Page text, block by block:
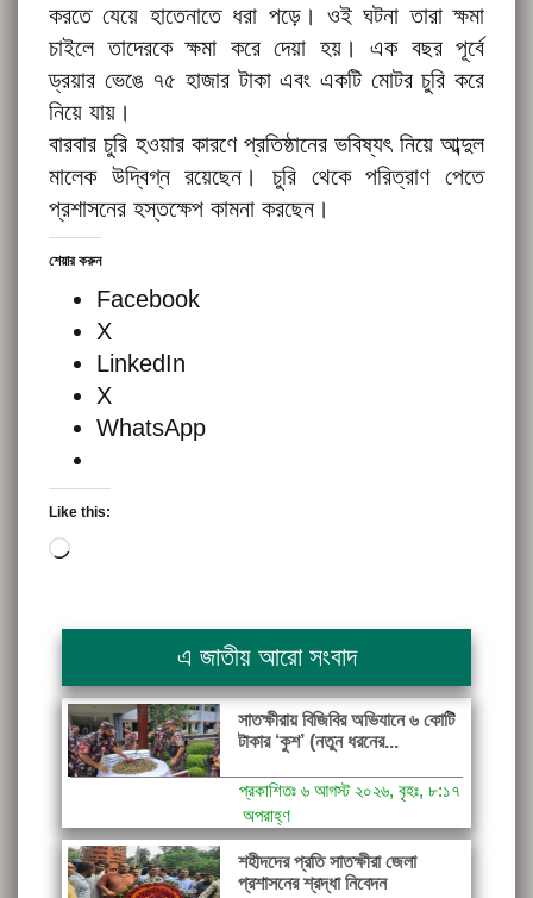
করতে যেয়ে হাতেনাতে ধরা পড়ে। ওই ঘটনা তারা ক্ষমা
চাইলে তাদেরকে ক্ষমা করে দেয়া হয়। এক বছর পূর্বে
ড্রয়ার ভেঙে ৭৫ হাজার টাকা এবং একটি মোটর চুরি করে
নিয়ে যায়।
বারবার চুরি হওয়ার কারণে প্রতিষ্ঠানের ভবিষ্যৎ নিয়ে আব্দুল
মালেক উদ্বিগ্ন রয়েছেন। চুরি থেকে পরিত্রাণ পেতে
প্রশাসনের হস্তক্ষেপ কামনা করছেন।
শেয়ার করুন
Facebook
X
LinkedIn
X
WhatsApp
Like this:
Loading…
এ জাতীয় আরো সংবাদ
সাতক্ষীরায় বিজিবির অভিযানে ৬ কোটি
টাকার ‘কুশ’ (নতুন ধরনের...
প্রকাশিতঃ ৬ আগস্ট ২০২৬, বৃহঃ, ৮:১৭
অপরাহ্ণ
শহীদদের প্রতি সাতক্ষীরা জেলা
প্রশাসনের শ্রদ্ধা নিবেদন